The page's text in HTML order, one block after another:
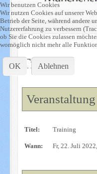
Training
Veranstaltung
Titel: Training
Wann: Fr, 22. Juli 2022
Wir benutzen Cookies
Wir nutzen Cookies auf unserer
Betrieb der Seite, während andere
Nutzererfahrung zu verbessern
ob Sie die Cookies zulassen
womöglich nicht mehr alle
OK Ablehnen